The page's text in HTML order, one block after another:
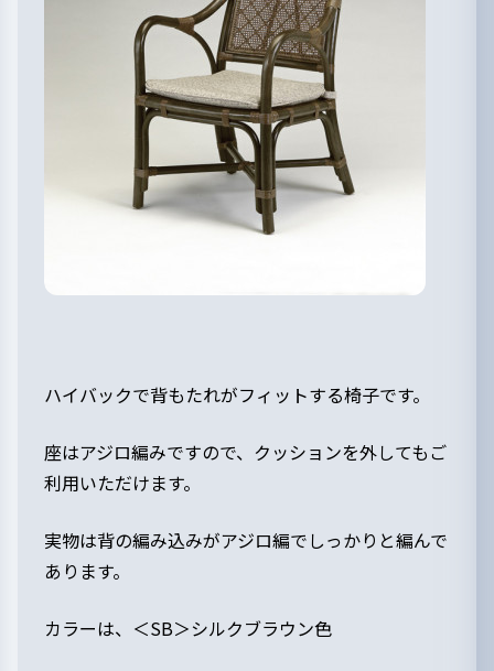
ハイバックで背もたれがフィットする椅子です。
座はアジロ編みですので、クッションを外してもご
利用いただけます。
実物は背の編み込みがアジロ編でしっかりと編んで
あります。
カラーは、＜SB＞シルクブラウン色